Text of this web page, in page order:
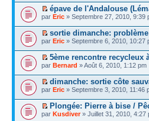
épave de l'Andalouse
par Eric » Septembre 27, 2010, 9:39
sortie dimanche:
par Eric » Septembre 6, 2010, 10:27
5ème rencontre recycleux
par Bernard » Août 6, 2010, 1:12 pm
dimanche: sortie côte
par Eric » Septembre 3, 2010, 11:46
Plongée: Pierre à bise /
par Kusdiver» Juillet 31, 2010, 4:27